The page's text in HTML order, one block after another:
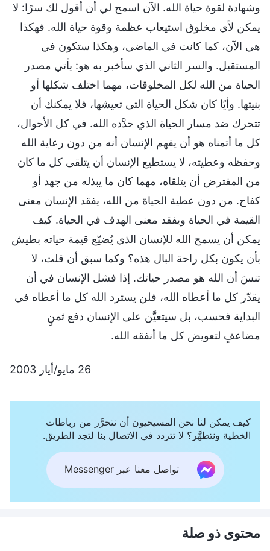
وشهادة لقوة حياة الله. الآن اسمح لي أن أقول لك سرًا: لا
يمكن لأي مخلوق استيعاب عظمة وقوة حياة الله. فهكذا
هي الآن، كما كانت في الماضي، وهكذا ستكون في
المستقبل. والسر الثاني الذي سأخبر به هو: يأتي مصدر
الحياة من الله لكل المخلوقات، مهما اختلف شكلها أو
بنيتها. وأيًا كان شكل الحياة التي تعيشها، فلا يمكنك أن
تتحرك ضد مسار الحياة الذي حدَّده الله. في كل الأحوال،
كل ما أتمناه هو أن يفهم الإنسان أنه من دون رعاية الله
وحفظه وعطيته، لا يستطيع الإنسان أن يتلقى كل ما كان
من المفترض أن يتلقاه، مهما كان ما يبذله من جهد أو
كفاح. من دون عطية الحياة من الله، يفقد الإنسان معنى
القيمة في الحياة ويفقد معنى الهدف في الحياة. كيف
يمكن أن يسمح الله للإنسان الذي يُضيّع قيمة حياته بطيش
بأن يكون بكل راحة البال هذه؟ وكما سبق أن قلت، لا
تنسَ أن الله هو مصدر حياتك. إذا فشل الإنسان في أن
يقدّر كل ما أعطاه الله، فلن يسترد الله كل ما أعطاه في
البداية فحسب، بل سيتعيَّن على الإنسان دفع ثمنٍ
مضاعفٍ لتعويض كل ما أنفقه الله.
26 مايو/أيار 2003
كيف يمكن لنا نحن المسيحيون أن نتحرَّر من رباطات
الخطية ونتطهَّر؟ لا تتردد في الاتصال بنا لتجد الطريق.
تواصل معنا عبر Messenger
محتوى ذو صلة